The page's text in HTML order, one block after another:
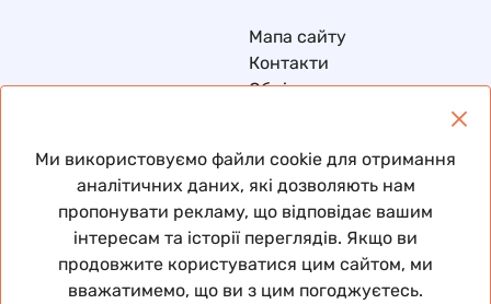
Мапа сайту
Контакти
Обмін та повернення
Договір публічної оферти
© 2026 Всі права захищені
Ми використовуємо файли cookie для отримання
аналітичних даних, які дозволяють нам
пропонувати рекламу, що відповідає вашим
інтересам та історії переглядів. Якщо ви
продовжите користуватися цим сайтом, ми
вважатимемо, що ви з цим погоджуєтесь.